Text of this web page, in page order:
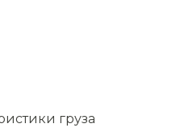
груза